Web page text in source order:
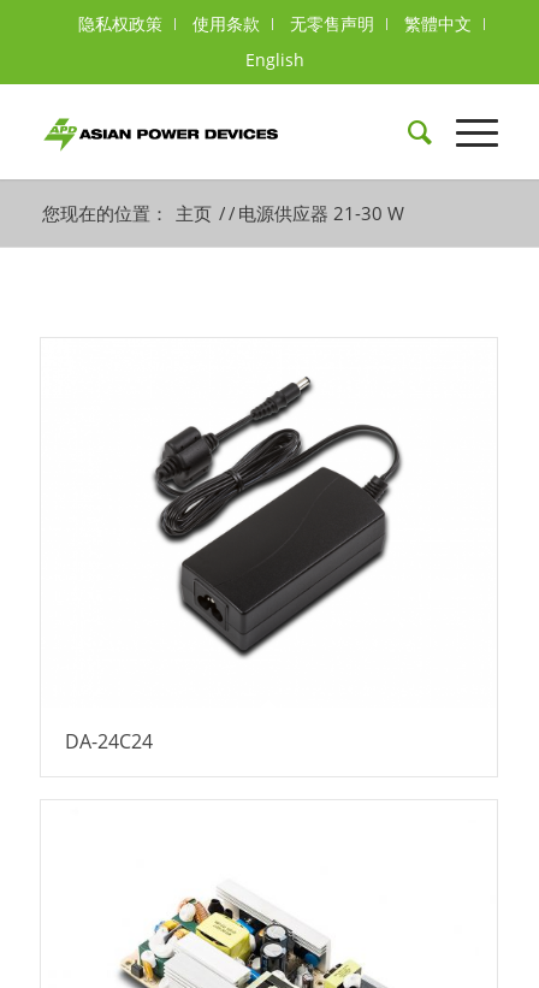
隐私权政策 使用条款 无零售声明
繁體中文
English
您现在的位置： 主页 // 电源供应器 21-30 W
DA-24C24